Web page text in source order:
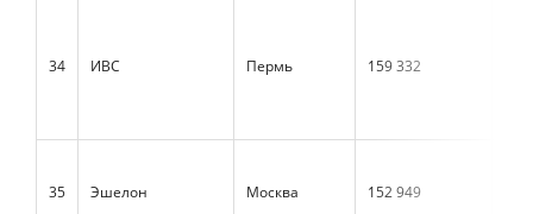
34 ИВС Пермь 159 332
35 Эшелон Москва 152 949